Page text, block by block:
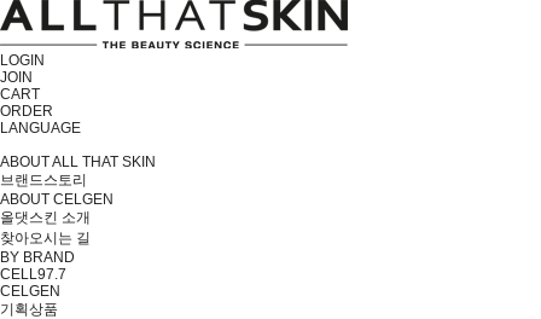
LOGIN
JOIN
CART
ORDER
LANGUAGE
ABOUT ALL THAT SKIN
브랜드스토리
ABOUT CELGEN
올댓스킨 소개
찾아오시는 길
BY BRAND
CELL97.7
CELGEN
기획상품